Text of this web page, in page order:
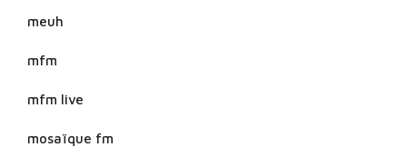
meuh
mfm
mfm live
mosaïque fm